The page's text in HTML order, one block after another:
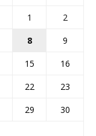
1
2
8
9
15
16
22
23
29
30